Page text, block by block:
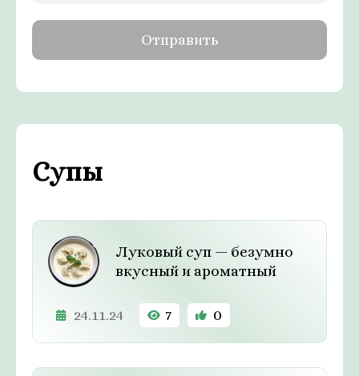
Супы
Луковый суп — безумно
вкусный и ароматный
24.11.24 7 0